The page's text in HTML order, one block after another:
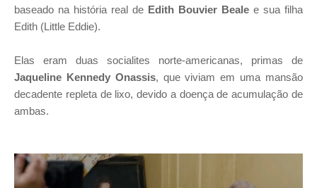
baseado na história real de Edith Bouvier Beale e sua filha
Edith (Little Eddie).
Elas eram duas socialites norte-americanas, primas de
Jaqueline Kennedy Onassis, que viviam em uma mansão
decadente repleta de lixo, devido a doença de acumulação de
ambas.